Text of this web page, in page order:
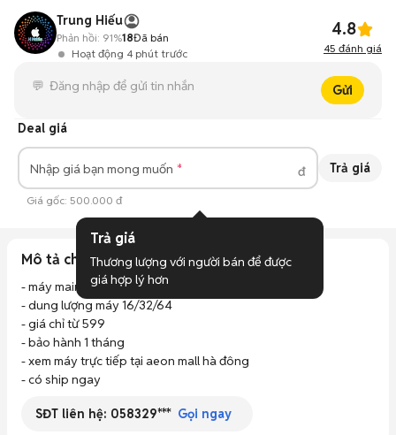
Trung Hiếu
Hoạt động 4 phút trước
Phản hồi: 91%18Đã bán 4.8
45 đánh giá
Gửi
Deal giá
Nhập giá bạn mong muốn đ Trả giá
Giá gốc: 500.000 đ
Mô tả chi tiết
- máy main màn zin mvt pin 100
- dung lượng máy 16/32/64
- giá chỉ từ 599
- bảo hành 1 tháng
- xem máy trực tiếp tại aeon mall hà đông
- có ship ngay
SĐT liên hệ: 058329*** Gọi ngay
Trả giá
Thương lượng với người bán để được
giá hợp lý hơn